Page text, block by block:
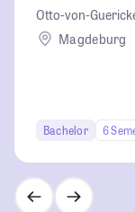
Otto-von-
Magdeburg
Bachelor 6